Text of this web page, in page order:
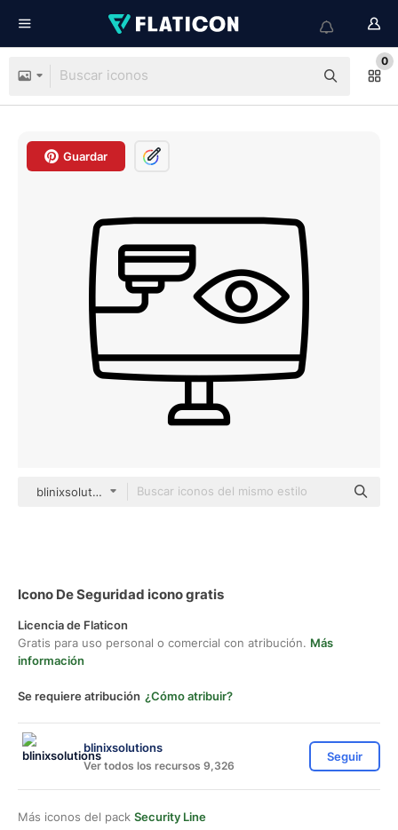
0
Guardar
blinixsolutions black outline
Icono De Seguridad icono gratis
Licencia de Flaticon
Gratis para uso personal o comercial con atribución. Más
información
Se requiere atribución ¿Cómo atribuir?
blinixsolutions
Ver todos los recursos 9,326
Seguir
Más iconos del pack Security Line